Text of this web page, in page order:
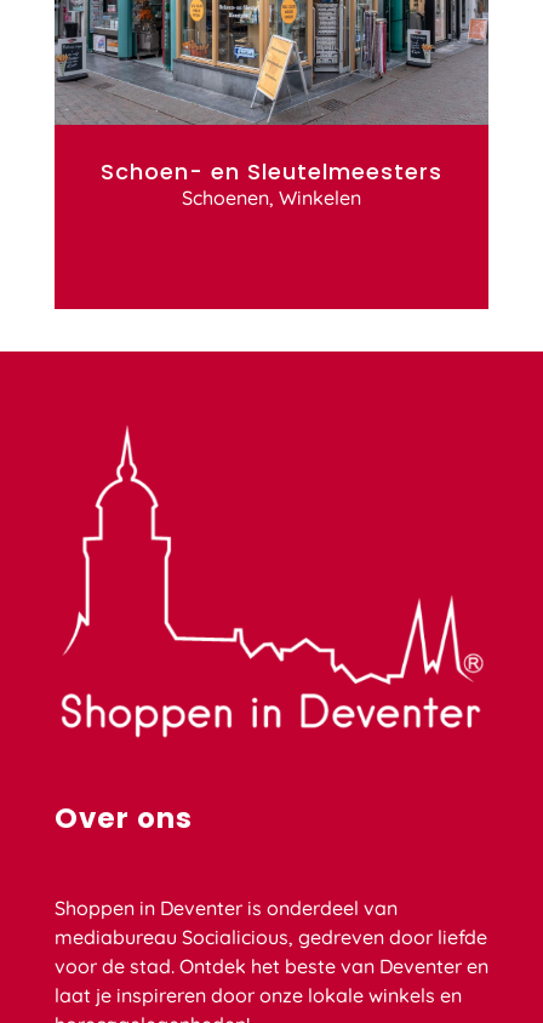
Schoen- en Sleutelmeesters
Schoenen, Winkelen
Over ons
Shoppen in Deventer is onderdeel van
mediabureau Socialicious, gedreven door liefde
voor de stad. Ontdek het beste van Deventer en
laat je inspireren door onze lokale winkels en